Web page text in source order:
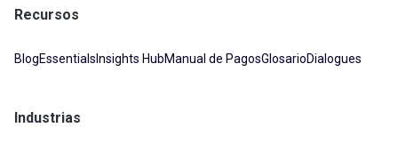
Recursos
BlogEssentials Insights HubManual de PagosGlosarioDialogues
Industrias